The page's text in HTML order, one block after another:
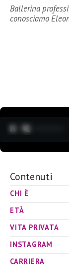
Ballerina
conosciamo
Contenuti
CHI È
ETÀ
VITA PRIVATA
INSTAGRAM
CARRIERA